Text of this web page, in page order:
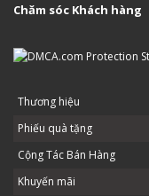
Chăm sóc Khách hàng
Thương hiệu
Phiếu quà tặng
Cộng Tác Bán Hàng
Khuyến mãi